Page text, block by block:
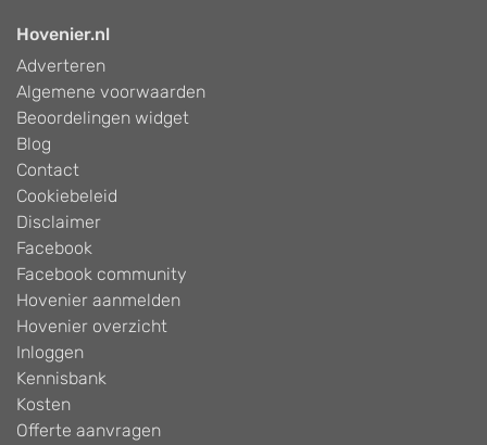
Hovenier.nl
Adverteren
Algemene voorwaarden
Beoordelingen widget
Blog
Contact
Cookiebeleid
Disclaimer
Facebook
Facebook community
Hovenier aanmelden
Hovenier overzicht
Inloggen
Kennisbank
Kosten
Offerte aanvragen